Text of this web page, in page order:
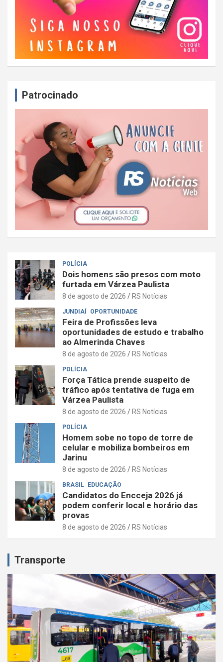
Patrocinado
POLÍCIA
Dois homens são presos com moto
furtada em Várzea Paulista
8 de agosto de 2026 RS Notícias
JUNDIAÍ OPORTUNIDADE
Feira de Profissões leva
oportunidades de estudo e trabalho
ao Almerinda Chaves
8 de agosto de 2026 RS Notícias
POLÍCIA
Força Tática prende suspeito de
tráfico após tentativa de fuga em
Várzea Paulista
8 de agosto de 2026 RS Notícias
POLÍCIA
Homem sobe no topo de torre de
celular e mobiliza bombeiros em
Jarinu
8 de agosto de 2026 RS Notícias
BRASIL EDUCAÇÃO
Candidatos do Encceja 2026 já
podem conferir local e horário das
provas
8 de agosto de 2026 RS Notícias
Transporte